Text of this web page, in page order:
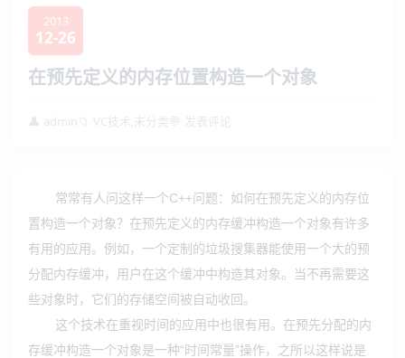
2013
12-26
在预先定义的内存位置构造一个对象
👤 admin VC技术,未分类 💬 发表评论
常常有人问这样一个C++问题：如何在预先定义的内存位
置构造一个对象？在预先定义的内存缓冲构造一个对象有许多
有用的应用。例如，一个定制的垃圾搜集器能使用一个大的预
分配内存缓冲，用户在这个缓冲中构造其对象。当不再需要这
些对象时，它们的存储空间被自动收回。
这个技术在重视时间的应用中也很有用。在预先分配的内
存缓冲构造一个对象是一种“时间常量”操作，之所以这样说是